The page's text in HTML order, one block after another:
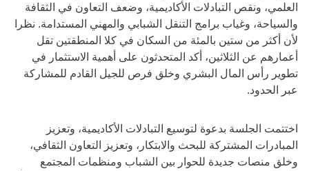
العلمي، ونقص التبادلات الأكاديمية، وضعف التعاون في الثقافة
والسياحة، وغياب برامج التنقل الشبابي والمهني المستدامة. نظرا
لأن أكثر من ستين بالمئة من السكان في كلا المنطقتين تقل
أعمارهم عن الثلاثين، أكد المتحدثون على أهمية الاستثمار في
تطوير رأس المال البشري وخلق فرص للجيل القادم للمشاركة
عبر الحدود.
اختتمت الجلسة بدعوة لتوسيع التبادلات الأكاديمية، وتعزيز
المبادرات المشتركة للبحث والابتكار، وتعزيز التعاون الثقافي،
وخلق منصات جديدة للحوار بين الشباب ومنظمات المجتمع